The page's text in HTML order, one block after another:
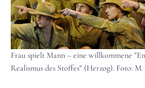
Frau spielt Mann – eine willkommene
Realismus des Stoffes" (Herzog). Foto: